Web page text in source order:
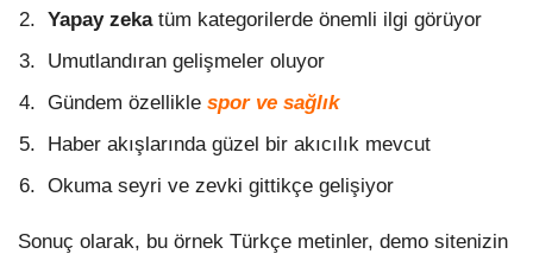
Yapay zekatüm kategorilerde önemli ilgi görüyor
Umutlandıran gelişmeler oluyor
Gündem özellikle spor ve sağlık
Haber akışlarında güzel bir akıcılık mevcut
Okuma seyri ve zevki gittikçe gelişiyor
Sonuç olarak, bu örnek Türkçe metinler, demo sitenizin